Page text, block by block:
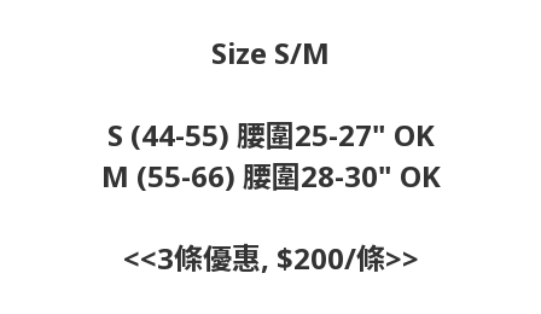
Size S/M
S (44-55) 腰圍25-27" OK
M (55-66) 腰圍28-30" OK
<<3條優惠, $200/條>>